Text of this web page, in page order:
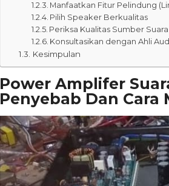
Manfaatkan Fitur Pelindung
Pilih Speaker Berkualitas
Periksa Kualitas Sumber Suara
Konsultasikan dengan Ahli
Kesimpulan
Power Amplifer
Penyebab Dan Cara